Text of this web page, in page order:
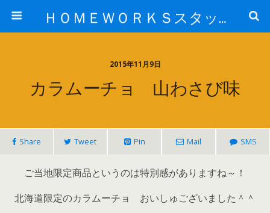
ＨＯＭＥＷＯＲＫＳスタッフ日記ブログ
2015年11月9日
カラムーチョ 山わさび味
Share Tweet Pin Mail SMS
ご当地限定商品というのは特別感がありますね～！
北海道限定のカラムーチョ おいしゅございました＾＾